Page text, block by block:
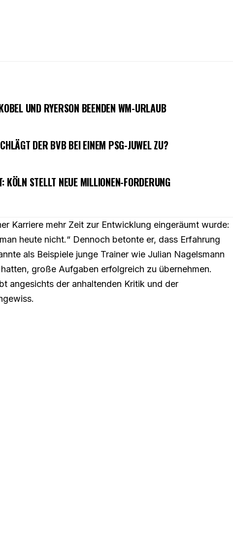
UND RYERSON BEENDEN WM-URLAUB
DER BVB BEI EINEM PSG-JUWEL ZU?
STELLT NEUE MILLIONEN-FORDERUNG
Karriere mehr Zeit zur Entwicklung eingeräumt wurde:
heute nicht.“ Dennoch betonte er, dass Erfahrung
als Beispiele junge Trainer wie Julian Nagelsmann
große Aufgaben erfolgreich zu übernehmen.
angesichts der anhaltenden Kritik und der